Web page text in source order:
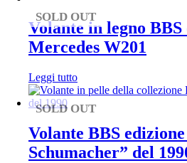
SOLD OUT
Volante in legno BBS
Mercedes W201
Leggi tutto
SOLD OUT
Volante BBS
Schumacher” del